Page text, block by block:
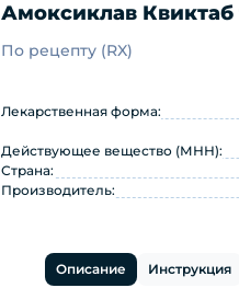
Амоксиклав
Амоксиклав
По рецепту (RX)
Лекарственная форма:
Действующее вещество (МНН):
Страна:
Производитель:
Описание Инструкция